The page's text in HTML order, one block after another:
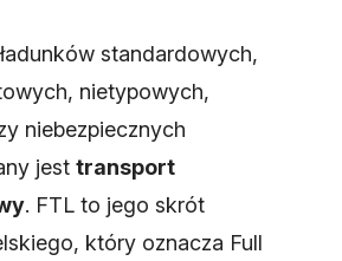
standardowych,
nietypowych,
niebezpiecznych
jest transport
. FTL to jego skrót
który oznacza Full